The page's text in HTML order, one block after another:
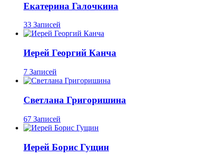
Екатерина Галочкина
33 Записей
Иерей Георгий Канча
7 Записей
Светлана Григоришина
67 Записей
Иерей Борис Гущин